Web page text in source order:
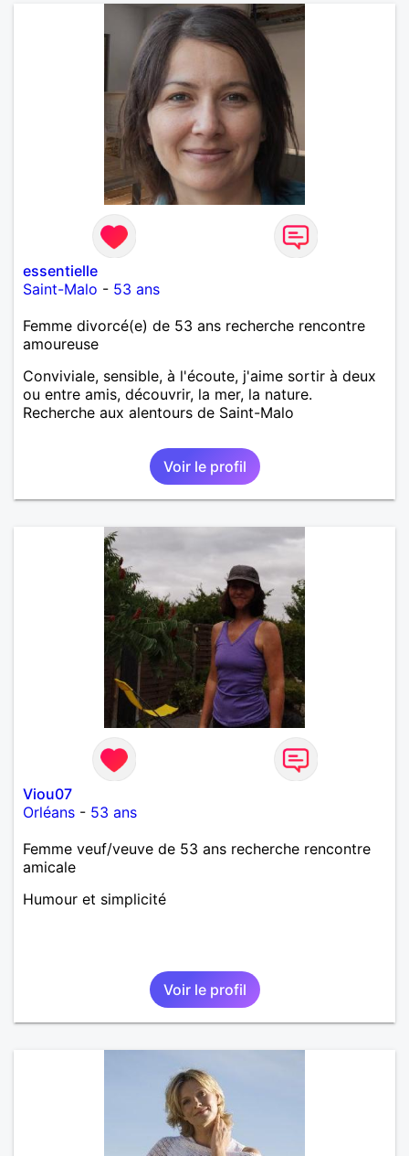
essentielle
Saint-Malo - 53 ans
Femme divorcé(e) de 53 ans recherche rencontre
amoureuse
Conviviale, sensible, à l'écoute, j'aime sortir à deux
ou entre amis, découvrir, la mer, la nature.
Recherche aux alentours de Saint-Malo
Voir le profil
Viou07
Orléans - 53 ans
Femme veuf/veuve de 53 ans recherche rencontre
amicale
Humour et simplicité
Voir le profil